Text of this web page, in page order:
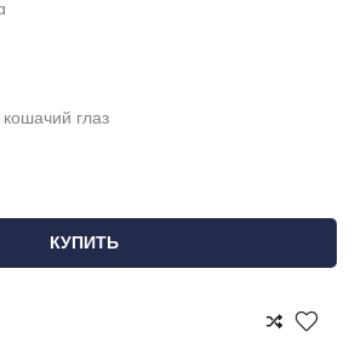
кошачий глаз
КУПИТЬ